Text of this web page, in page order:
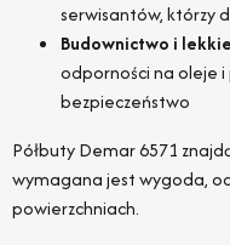
serwisantów, którzy
Budownictwo i
odporności na oleje i
bezpieczeństwo
Półbuty Demar 6571
wymagana jest wygoda,
powierzchniach.